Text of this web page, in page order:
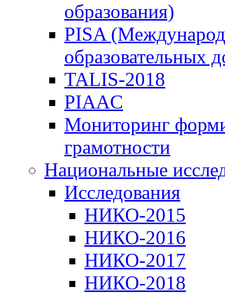
образования)
PISA
образовательных
TALIS-2018
PIAAC
Мониторинг
грамотности
Национальные
Исследования
НИКО-2015
НИКО-2016
НИКО-2017
НИКО-2018